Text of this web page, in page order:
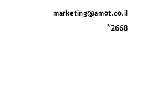
marketing@amot.co.il
*2668